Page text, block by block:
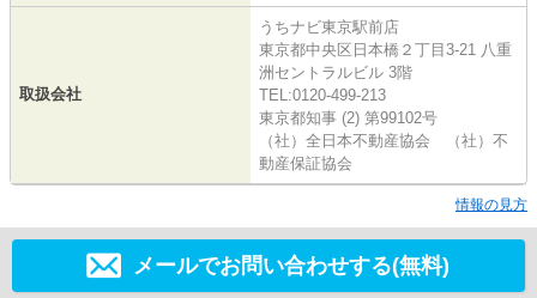
取扱会社
うちナビ東京駅前店
東京都中央区日本橋２丁目3-21 八重
洲セントラルビル 3階
TEL:0120-499-213
東京都知事 (2) 第99102号
（社）全日本不動産協会 （社）不
動産保証協会
情報の見方
メールでお問い合わせする(無料)